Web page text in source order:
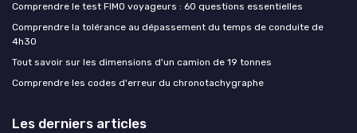
Comprendre le test FIMO voyageurs : 60 questions essentielles
Comprendre la tolérance au dépassement du temps de conduite de
4h30
Tout savoir sur les dimensions d'un camion de 19 tonnes
Comprendre les codes d'erreur du chronotachygraphe
Les derniers articles